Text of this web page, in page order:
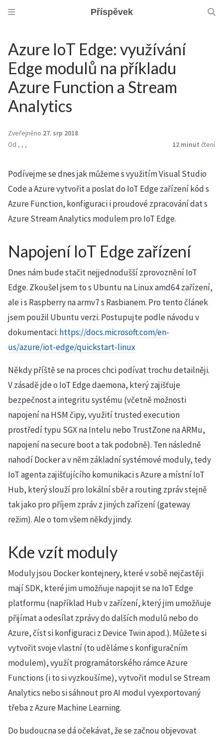
Příspěvek
Azure IoT Edge: využívání
Edge modulů na příkladu
Azure Function a Stream
Analytics
Zveřejněno 27. srp 2018
Od , , , 12 minut čtení
Podívejme se dnes jak můžeme s využitím Visual Studio
Code a Azure vytvořit a poslat do IoT Edge zařízení kód s
Azure Function, konfiguraci i proudové zpracování dat s
Azure Stream Analytics modulem pro IoT Edge.
Napojení IoT Edge zařízení
Dnes nám bude stačit nejjednodušší zprovoznění IoT
Edge. Zkoušel jsem to s Ubuntu na Linux amd64 zařízení,
ale i s Raspberry na armv7 s Rasbianem. Pro tento článek
jsem použil Ubuntu verzi. Postupujte podle návodu v
dokumentaci: https://docs.microsoft.com/en-
us/azure/iot-edge/quickstart-linux
Někdy příště se na proces chci podívat trochu detailněji.
V zásadě jde o IoT Edge daemona, který zajišťuje
bezpečnost a integritu systému (včetně možnosti
napojení na HSM čipy, využití trusted execution
prostředí typu SGX na Intelu nebo TrustZone na ARMu,
napojení na secure boot a tak podobně). Ten následně
nahodí Docker a v něm základní systémové moduly, tedy
IoT agenta zajišťujícího komunikaci s Azure a místní IoT
Hub, který slouží pro lokální sběr a routing zpráv stejně
tak jako pro příjem zpráv z jiných zařízení (gateway
režim). Ale o tom všem někdy jindy.
Kde vzít moduly
Moduly jsou Docker kontejnery, které v sobě nejčastěji
mají SDK, které jim umožňuje napojit se na IoT Edge
platformu (například Hub v zařízení, který jim umožňuje
přijímat a odesílat zprávy do dalších modulů nebo do
Azure, číst si konfiguraci z Device Twin apod.). Můžete si
vytvořit svoje vlastní (to uděláme s konfiguračním
modulem), využít programátorského rámce Azure
Functions (i to si vyzkoušíme), vytvořit modul se Stream
Analytics nebo si sáhnout pro AI modul vyexportovaný
třeba z Azure Machine Learning.
Do budoucna se dá očekávat, že se začnou objevovat